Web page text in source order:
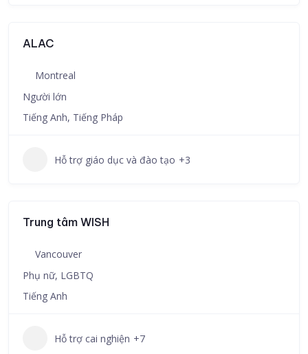
ALAC
Montreal
Người lớn
Tiếng Anh, Tiếng Pháp
Hỗ trợ giáo dục và đào tạo +3
Trung tâm WISH
Vancouver
Phụ nữ, LGBTQ
Tiếng Anh
Hỗ trợ cai nghiện +7